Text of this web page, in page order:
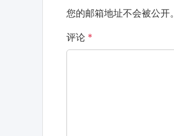
您的邮箱地址不会被公开。
评论 *